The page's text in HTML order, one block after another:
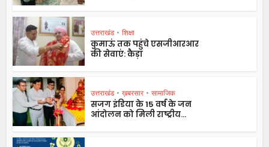
उत्तराखंड • शिक्षा
कुमाऊं तक पहुंचे एसजीआरआर
की सेवाएं: कैड़ा
उत्तराखंड • ख़बरसार • सामाजिक
सजग इंडिया के 15 वर्ष के जन
आंदोलन को मिली राष्ट्रीय...